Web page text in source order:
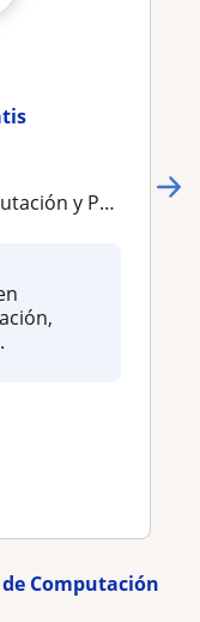
(PYTHON)
Computación